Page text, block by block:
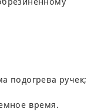
подогрева ручек;
время.